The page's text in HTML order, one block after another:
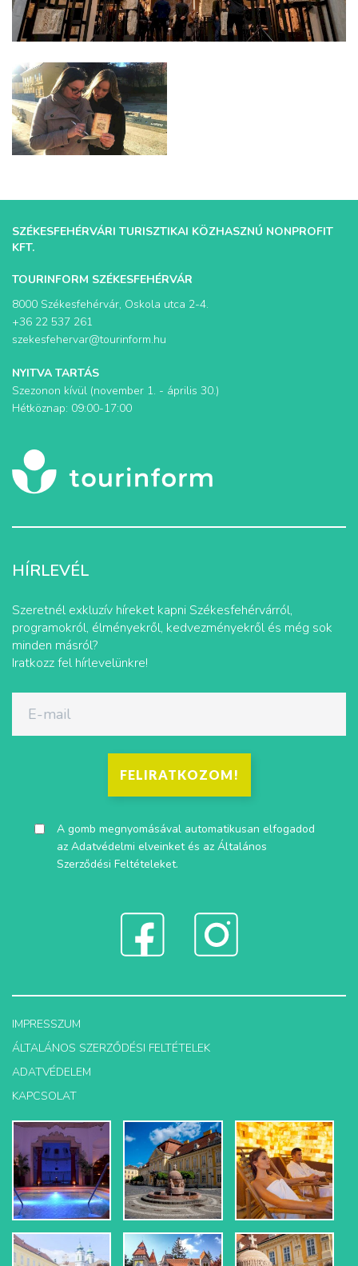
SZÉKESFEHÉRVÁRI TURISZTIKAI KÖZHASZNÚ NONPROFIT
KFT.
TOURINFORM SZÉKESFEHÉRVÁR
8000 Székesfehérvár, Oskola utca 2-4.
+36 22 537 261
szekesfehervar@tourinform.hu
NYITVA TARTÁS
Szezonon kívül (november 1. - április 30.)
Hétköznap: 09:00-17:00
HÍRLEVÉL
Szeretnél exkluzív híreket kapni Székesfehérvárról,
programokról, élményekről, kedvezményekről és még sok
minden másról?
Iratkozz fel hírlevelünkre!
FELIRATKOZOM!
A gomb megnyomásával automatikusan elfogadod
az Adatvédelmi elveinketés az Általános
Szerződési Feltételeket.
IMPRESSZUM
ÁLTALÁNOS SZERZŐDÉSI FELTÉTELEK
ADATVÉDELEM
KAPCSOLAT